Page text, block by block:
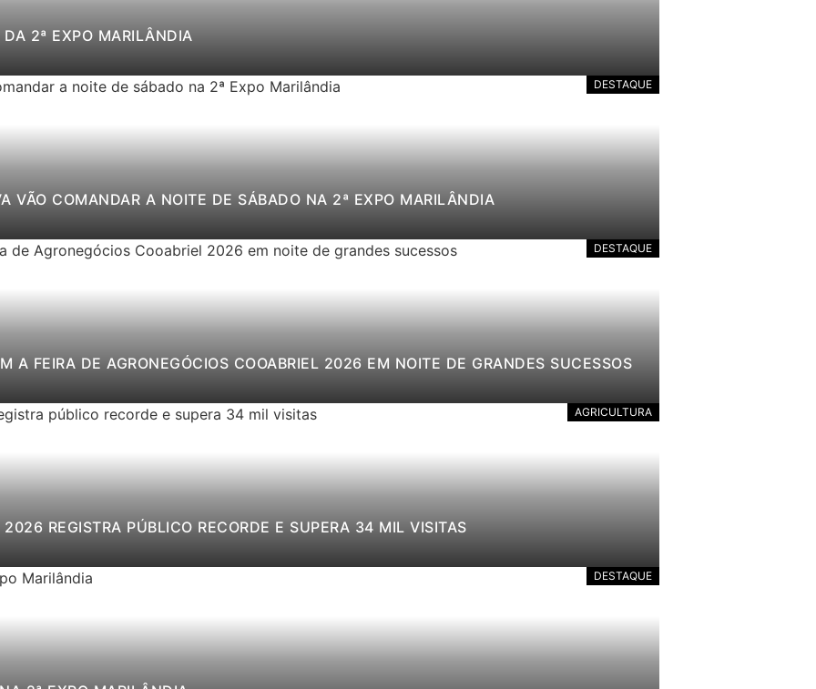
DA 2ª EXPO MARILÂNDIA
DESTAQUE
VÃO COMANDAR A NOITE DE SÁBADO NA 2ª EXPO MARILÂNDIA
DESTAQUE
A FEIRA DE AGRONEGÓCIOS COOABRIEL 2026 EM NOITE DE GRANDES SUCESSOS
AGRICULTURA
REGISTRA PÚBLICO RECORDE E SUPERA 34 MIL VISITAS
DESTAQUE